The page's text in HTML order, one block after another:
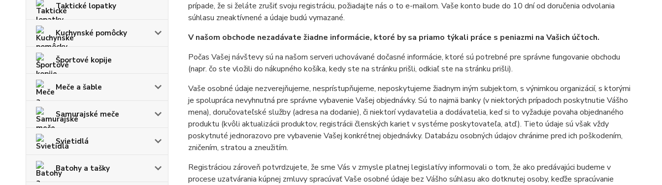
Taktické lopatky
Kuchynské pomôcky
Športové kopije
Meče a šable
Samurajské meče
Svietidlá
Batohy a tašky
prípade, že si želáte zrušiť svoju registráciu, požiadajte nás o to e-mailom. Vaše konto bude do 10 dní od doručenia odvolania
súhlasu zneaktívnené a údaje budú vymazané.
V našom obchode nezadávate žiadne informácie, ktoré by sa priamo týkali práce s peniazmi na Vašich účtoch.
Počas Vašej návštevy sú na našom serveri uchovávané dočasné informácie, ktoré sú potrebné pre správne fungovanie obchodu
(napr. čo ste vložili do nákupného košíka, kedy ste na stránku prišli, odkiaľ ste na stránku prišli).
Vaše osobné údaje nezverejňujeme, nesprístupňujeme, neposkytujeme žiadnym iným subjektom, s výnimkou organizácií, s ktorými
je spolupráca nevyhnutná pre správne vybavenie Vašej objednávky. Sú to najmä banky (v niektorých prípadoch poskytnutie Vášho
mena), doručovateľské služby (adresa na dodanie), či niektorí vydavatelia a dodávatelia, keď si to vyžaduje povaha objednaného
produktu (kvôli aktualizácii produktov, registrácii členských kariet v systéme poskytovateľa, atď.). Tieto údaje sú však vždy
poskytnuté jednorazovo pre vybavenie Vašej konkrétnej objednávky. Databázu osobných údajov chránime pred ich poškodením,
zničením, stratou a zneužitím.
Registráciou zároveň potvrdzujete, že sme Vás v zmysle platnej legislatívy informovali o tom, že ako predávajúci budeme v
procese uzatvárania kúpnej zmluvy spracúvať Vaše osobné údaje bez Vášho súhlasu ako dotknutej osoby, keďže spracúvanie